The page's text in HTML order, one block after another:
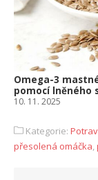
Omega-3
pomocí lněného
10. 11. 2025
Kategorie:
přesolená omáčka,